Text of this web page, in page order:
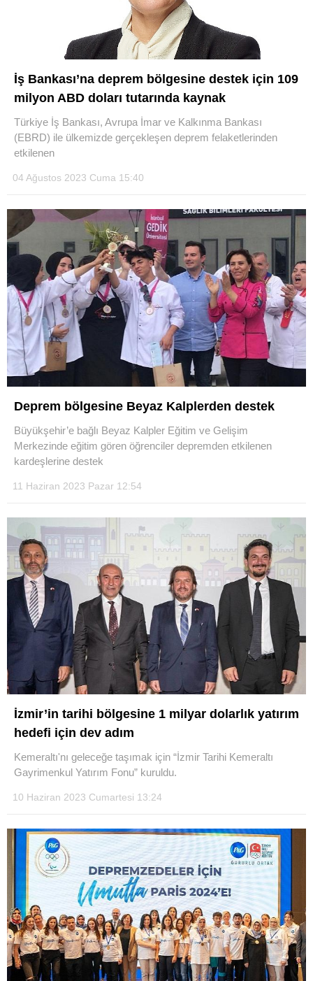
İş Bankası’na deprem bölgesine destek için 109
milyon ABD doları tutarında kaynak
Türkiye İş Bankası, Avrupa İmar ve Kalkınma Bankası
(EBRD) ile ülkemizde gerçekleşen deprem felaketlerinden
etkilenen
04 Ağustos 2023 Cuma 15:40
Deprem bölgesine Beyaz Kalplerden destek
Büyükşehir’e bağlı Beyaz Kalpler Eğitim ve Gelişim
Merkezinde eğitim gören öğrenciler depremden etkilenen
kardeşlerine destek
11 Haziran 2023 Pazar 12:54
İzmir’in tarihi bölgesine 1 milyar dolarlık yatırım
hedefi için dev adım
Kemeraltı'nı geleceğe taşımak için “İzmir Tarihi Kemeraltı
Gayrimenkul Yatırım Fonu” kuruldu.
10 Haziran 2023 Cumartesi 13:24